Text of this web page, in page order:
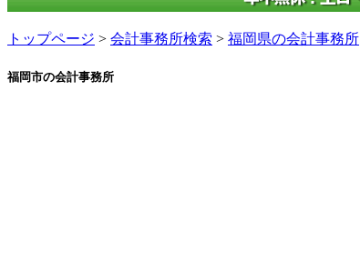
トップページ > 会計事務所検索 > 福岡県の会計事務所
福岡市の会計事務所